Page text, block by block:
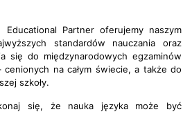
Educational Partner oferujemy naszym
standardów nauczania oraz
się do międzynarodowych egzaminów
cenionych na całym świecie, a także do
szkoły.
się, że nauka języka może być